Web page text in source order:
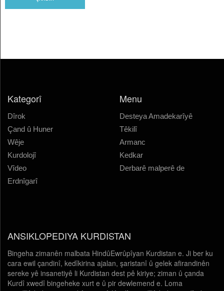
Kategorî
Dîrok
Çand û Huner
Wêje
Kurdolojî
Vîdeo
Erdnîgarî
Menu
Desteya Amadekarîyê
Têkilî
Armanc
Kedkar
Derbarê malperê de
ANSIKLOPEDIYA KURDISTAN
Bingeha zimanên malbata HindûEwrûpîyan Kurdistan e. Ji ber ku
cara ewil çandinî, kedîkirina ajalan, şaristanî û gelek afirandinên
sereke yê insanetiyê li Kurdistan dest pê kiriye; ziman û çanda
Kurdî xwedî bingeheke xurt e û pir dewlemend e. Loma